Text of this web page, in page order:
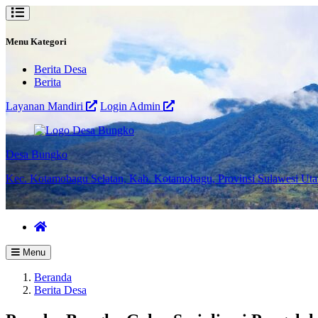
Menu Kategori
Berita Desa
Berita
Layanan Mandiri
Login Admin
Desa Bungko
Kec. Kotamobagu Selatan, Kab. Kotamobagu, Provinsi Sulawesi
Menu
Beranda
Berita Desa